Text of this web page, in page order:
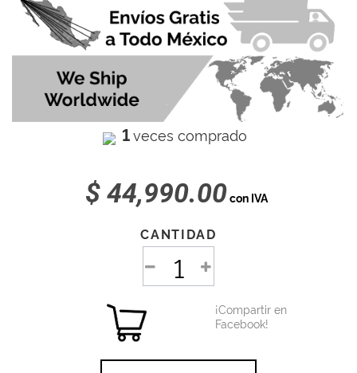
1veces comprado
$ 44,990.00con IVA
CANTIDAD
¡Compartir en
Facebook!